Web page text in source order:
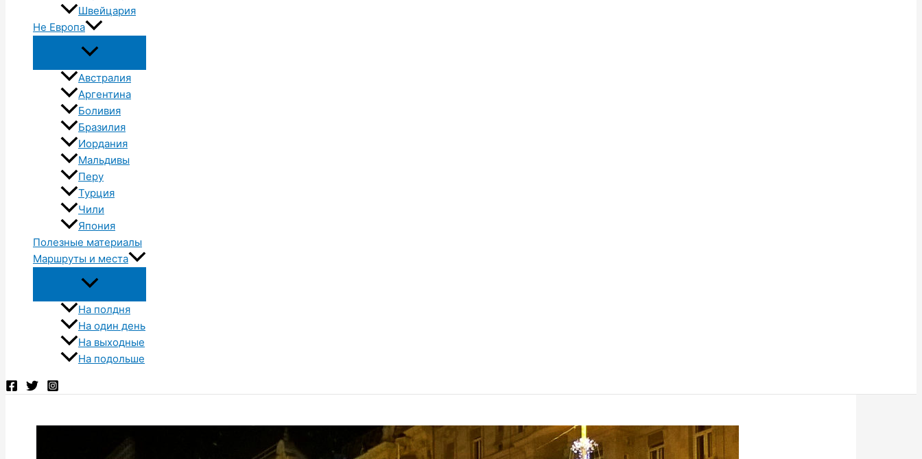
Швейцария
Не Европа
Австралия
Аргентина
Боливия
Бразилия
Иордания
Мальдивы
Перу
Турция
Чили
Япония
Полезные материалы
Маршруты и места
На полдня
На один день
На выходные
На подольше